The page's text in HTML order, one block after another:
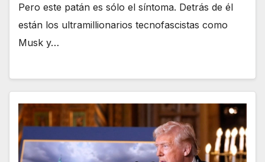
Pero este patán es sólo el síntoma. Detrás de él
están los ultramillionarios tecnofascistas como
Musk y…